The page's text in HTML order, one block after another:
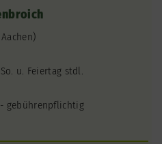
u. Feiertag stdl.
gebührenpflichtig